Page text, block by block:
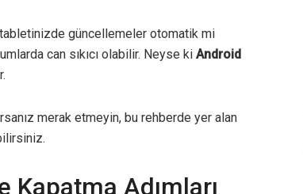
güncellemeler otomatik mi
can sıkıcı olabilir. Neyse ki Android
merak etmeyin, bu rehberde yer alan
Adımları